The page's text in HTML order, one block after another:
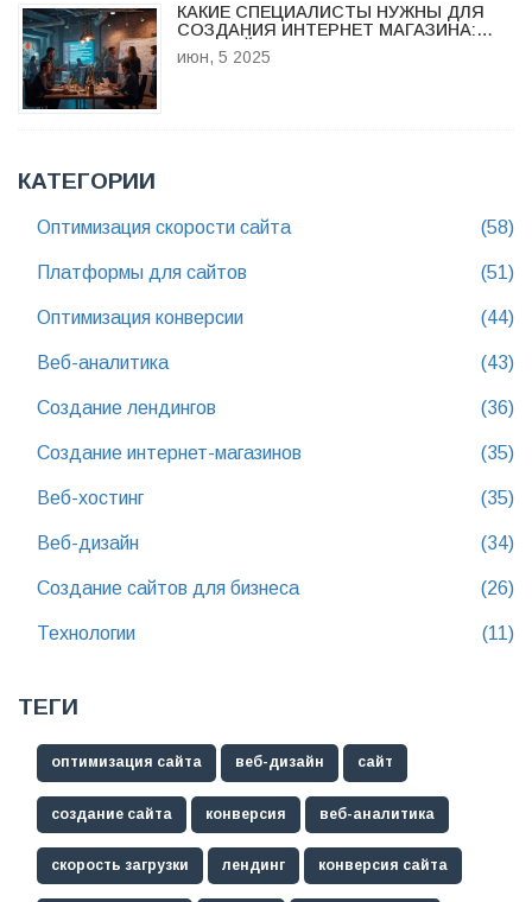
КАКИЕ СПЕЦИАЛИСТЫ НУЖНЫ ДЛЯ
СОЗДАНИЯ ИНТЕРНЕТ МАГАЗИНА:
ПОЛНЫЙ РАЗБОР КОМАНДЫ МЕЧТЫ
июн, 5 2025
КАТЕГОРИИ
Оптимизация скорости сайта (58)
Платформы для сайтов (51)
Оптимизация конверсии (44)
Веб-аналитика (43)
Создание лендингов (36)
Создание интернет-магазинов (35)
Веб-хостинг (35)
Веб-дизайн (34)
Создание сайтов для бизнеса (26)
Технологии (11)
ТЕГИ
оптимизация сайта веб-дизайн сайт
создание сайта конверсия веб-аналитика
скорость загрузки лендинг конверсия сайта